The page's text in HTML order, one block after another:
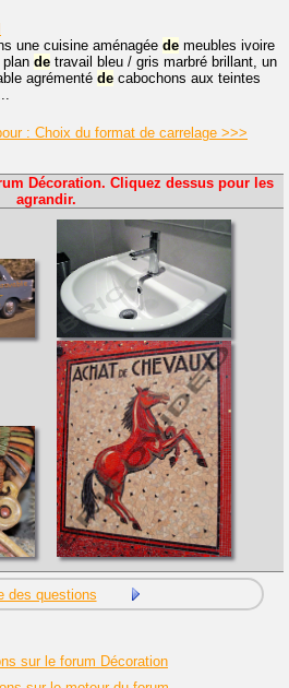
une cuisine aménagée de meubles ivoire
de travail bleu / gris marbré brillant, un
agrémenté de cabochons aux teintes
: Choix du format de carrelage >>>
Décoration. Cliquez dessus pour les
agrandir.
des questions
sur le forum Décoration